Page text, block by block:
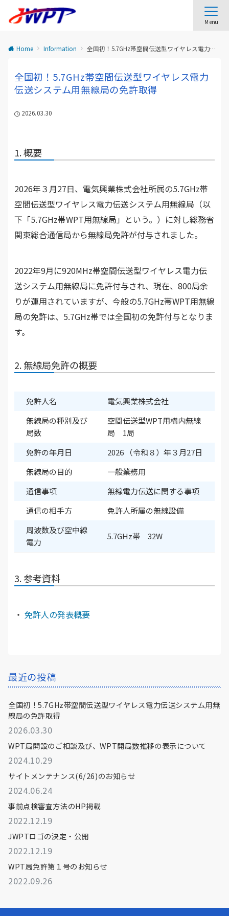
Menu
Home Information 全国初！5.7GHz帯空間伝送型ワイヤレス電力伝送システム用無線局の免許取得
全国初！5.7GHz帯空間伝送型ワイヤレス電力
伝送システム用無線局の免許取得
2026.03.30
1. 概要
2026年３月27日、電気興業株式会社所属の5.7GHz帯
空間伝送型ワイヤレス電力伝送システム用無線局（以
下「5.7GHz帯WPT用無線局」という。）に対し総務省
関東総合通信局から無線局免許が付与されました。
2022年9月に920MHz帯空間伝送型ワイヤレス電力伝
送システム用無線局に免許付与され、現在、800局余
りが運用されていますが、今般の5.7GHz帯WPT用無線
局の免許は、5.7GHz帯では全国初の免許付与となりま
す。
2. 無線局免許の概要
免許人名
電気興業株式会社
無線局の種別及び
局数
空間伝送型WPT用構内無線
局 1局
免許の年月日
2026 （令和８）年３月27日
無線局の目的
一般業務用
通信事項
無線電力伝送に関する事項
通信の相手方
免許人所属の無線設備
周波数及び空中線
電力
5.7GHz帯 32W
3. 参考資料
・ 免許人の発表概要
最近の投稿
全国初！5.7GHz帯空間伝送型ワイヤレス電力伝送システム用無
線局の免許取得
2026.03.30
WPT局開設のご相談及び、WPT開局数推移の表示について
2024.10.29
サイトメンテナンス(6/26)のお知らせ
2024.06.24
事前点検審査方法のHP掲載
2022.12.19
JWPTロゴの決定・公開
2022.12.19
WPT局免許第１号のお知らせ
2022.09.26